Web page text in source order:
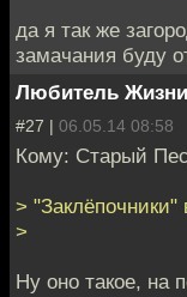
да я так же
замачания буду
Любитель Жизни
#27 | 06.05.14 08:58
Кому: Старый
> "Заклёпочники"
>
Ну оно такое, на